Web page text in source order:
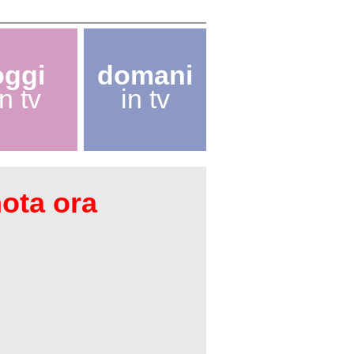
tv
domani
in tv
ora